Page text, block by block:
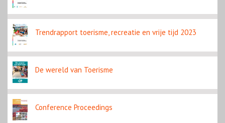
Trendrapport toerisme, recreatie en vrije tijd 2023
De wereld van Toerisme
Conference Proceedings